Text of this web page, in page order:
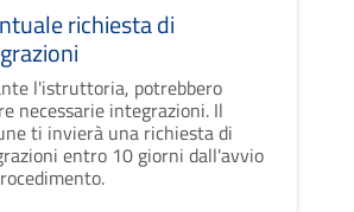
richiesta di
l'istruttoria, potrebbero
necessarie integrazioni. Il
ti invierà una richiesta di
entro 10 giorni dall'avvio